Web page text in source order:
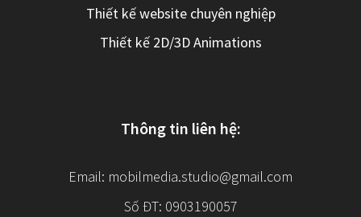
Thiết kế website chuyên nghiệp
Thiết kế 2D/3D Animations
Thông tin liên hệ:
Email: mobilmedia.studio@gmail.com
Số ĐT: 0903190057